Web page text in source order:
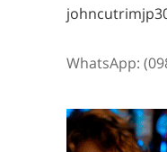
WhatsApp: